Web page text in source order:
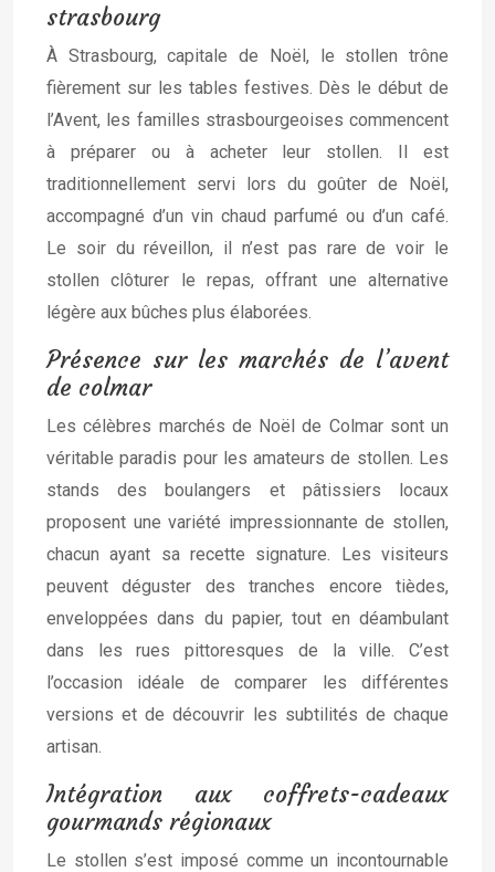
strasbourg
À Strasbourg, capitale de Noël, le stollen trône
fièrement sur les tables festives. Dès le début de
l’Avent, les familles strasbourgeoises commencent
à préparer ou à acheter leur stollen. Il est
traditionnellement servi lors du goûter de Noël,
accompagné d’un vin chaud parfumé ou d’un café.
Le soir du réveillon, il n’est pas rare de voir le
stollen clôturer le repas, offrant une alternative
légère aux bûches plus élaborées.
Présence sur les marchés de l’avent
de colmar
Les célèbres marchés de Noël de Colmar sont un
véritable paradis pour les amateurs de stollen. Les
stands des boulangers et pâtissiers locaux
proposent une variété impressionnante de stollen,
chacun ayant sa recette signature. Les visiteurs
peuvent déguster des tranches encore tièdes,
enveloppées dans du papier, tout en déambulant
dans les rues pittoresques de la ville. C’est
l’occasion idéale de comparer les différentes
versions et de découvrir les subtilités de chaque
artisan.
Intégration aux coffrets-cadeaux
gourmands régionaux
Le stollen s’est imposé comme un incontournable